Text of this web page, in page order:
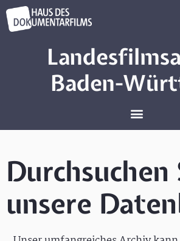
Baden-
Durchsuchen
unsere